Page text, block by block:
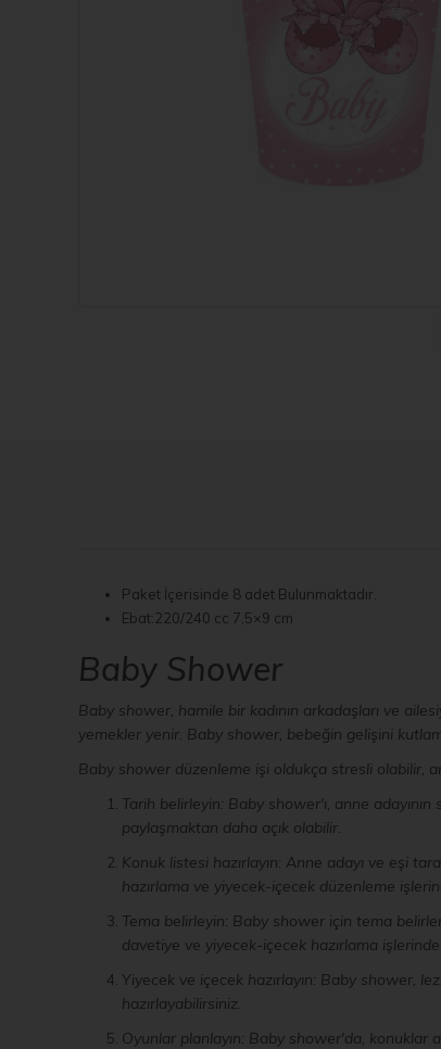
Paket İçerisinde 8 adet Bulunmaktadır.
Ebat:220/240 cc 7,5×9 cm
Baby Shower
Baby shower, hamile bir kadının arkadaşları ve
yemekler yenir. Baby shower, bebeğin gelişini
Baby shower düzenleme işi oldukça stresli olabilir,
Tarih belirleyin: Baby shower'ı, anne
paylaşmaktan daha açık olabilir.
Konuk listesi hazırlayın: Anne adayı ve eşi
hazırlama ve yiyecek-içecek düzenleme
Tema belirleyin: Baby shower için tema
davetiye ve yiyecek-içecek hazırlama işlerinde
Yiyecek ve içecek hazırlayın: Baby shower,
hazırlayabilirsiniz.
Oyunlar planlayın: Baby shower'da, konuklar